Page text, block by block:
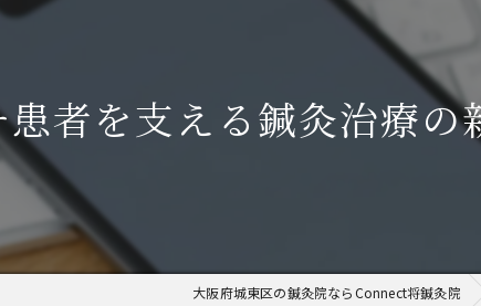
者を支える鍼灸治療の
大阪府城東区の鍼灸院ならConnect将鍼灸院